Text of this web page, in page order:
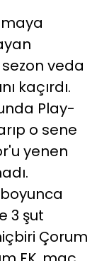
veda
kaçırdı.
Play-
o sene
yenen
3 şut
Çorum